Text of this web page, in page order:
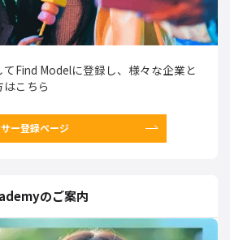
Find Modelに登録し、様々な企業と
こちら
ー登録ページ
のご案内